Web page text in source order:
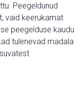
Peegeldunud
vaid keerukamat
peegelduse kaudu
tulenevad madala